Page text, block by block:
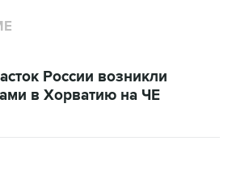
России возникли
в Хорватию на ЧЕ